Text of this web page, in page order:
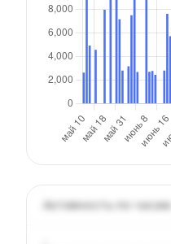
Активность по часам